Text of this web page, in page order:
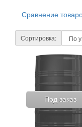
Сравнение
Сортировка:
Под заказ